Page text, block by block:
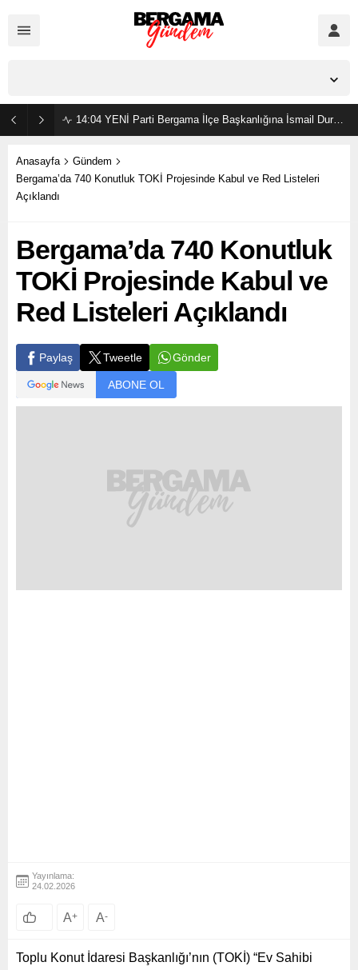
14:04 YENİ Parti Bergama İlçe Başkanlığına İsmail Durmaz görevlendirildi
Anasayfa
Gündem
Bergama’da 740 Konutluk TOKİ Projesinde Kabul ve Red Listeleri
Açıklandı
Bergama’da 740 Konutluk
TOKİ Projesinde Kabul ve
Red Listeleri Açıklandı
Paylaş Tweetle Gönder
ABONE OL
Yayınlama:
24.02.2026
A+ A-
Toplu Konut İdaresi Başkanlığı’nın (TOKİ) “Ev Sahibi